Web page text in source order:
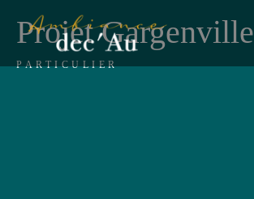
Projet Gargenville
PARTICULIER